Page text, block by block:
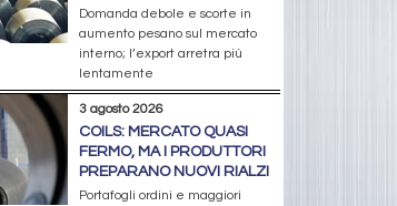
Domanda debole e scorte in
aumento pesano sul mercato
interno; l’export arretra più
lentamente
3 agosto 2026
COILS: MERCATO QUASI
FERMO, MA I PRODUTTORI
PREPARANO NUOVI RIALZI
Portafogli ordini e maggiori